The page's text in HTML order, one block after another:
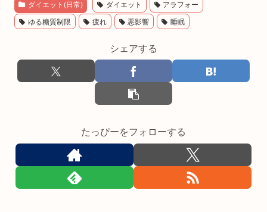
ダイエット(日常) ダイエット アラフォー
ゆる糖質制限 疲れ 悪影響 睡眠
シェアする
たっぴーをフォローする